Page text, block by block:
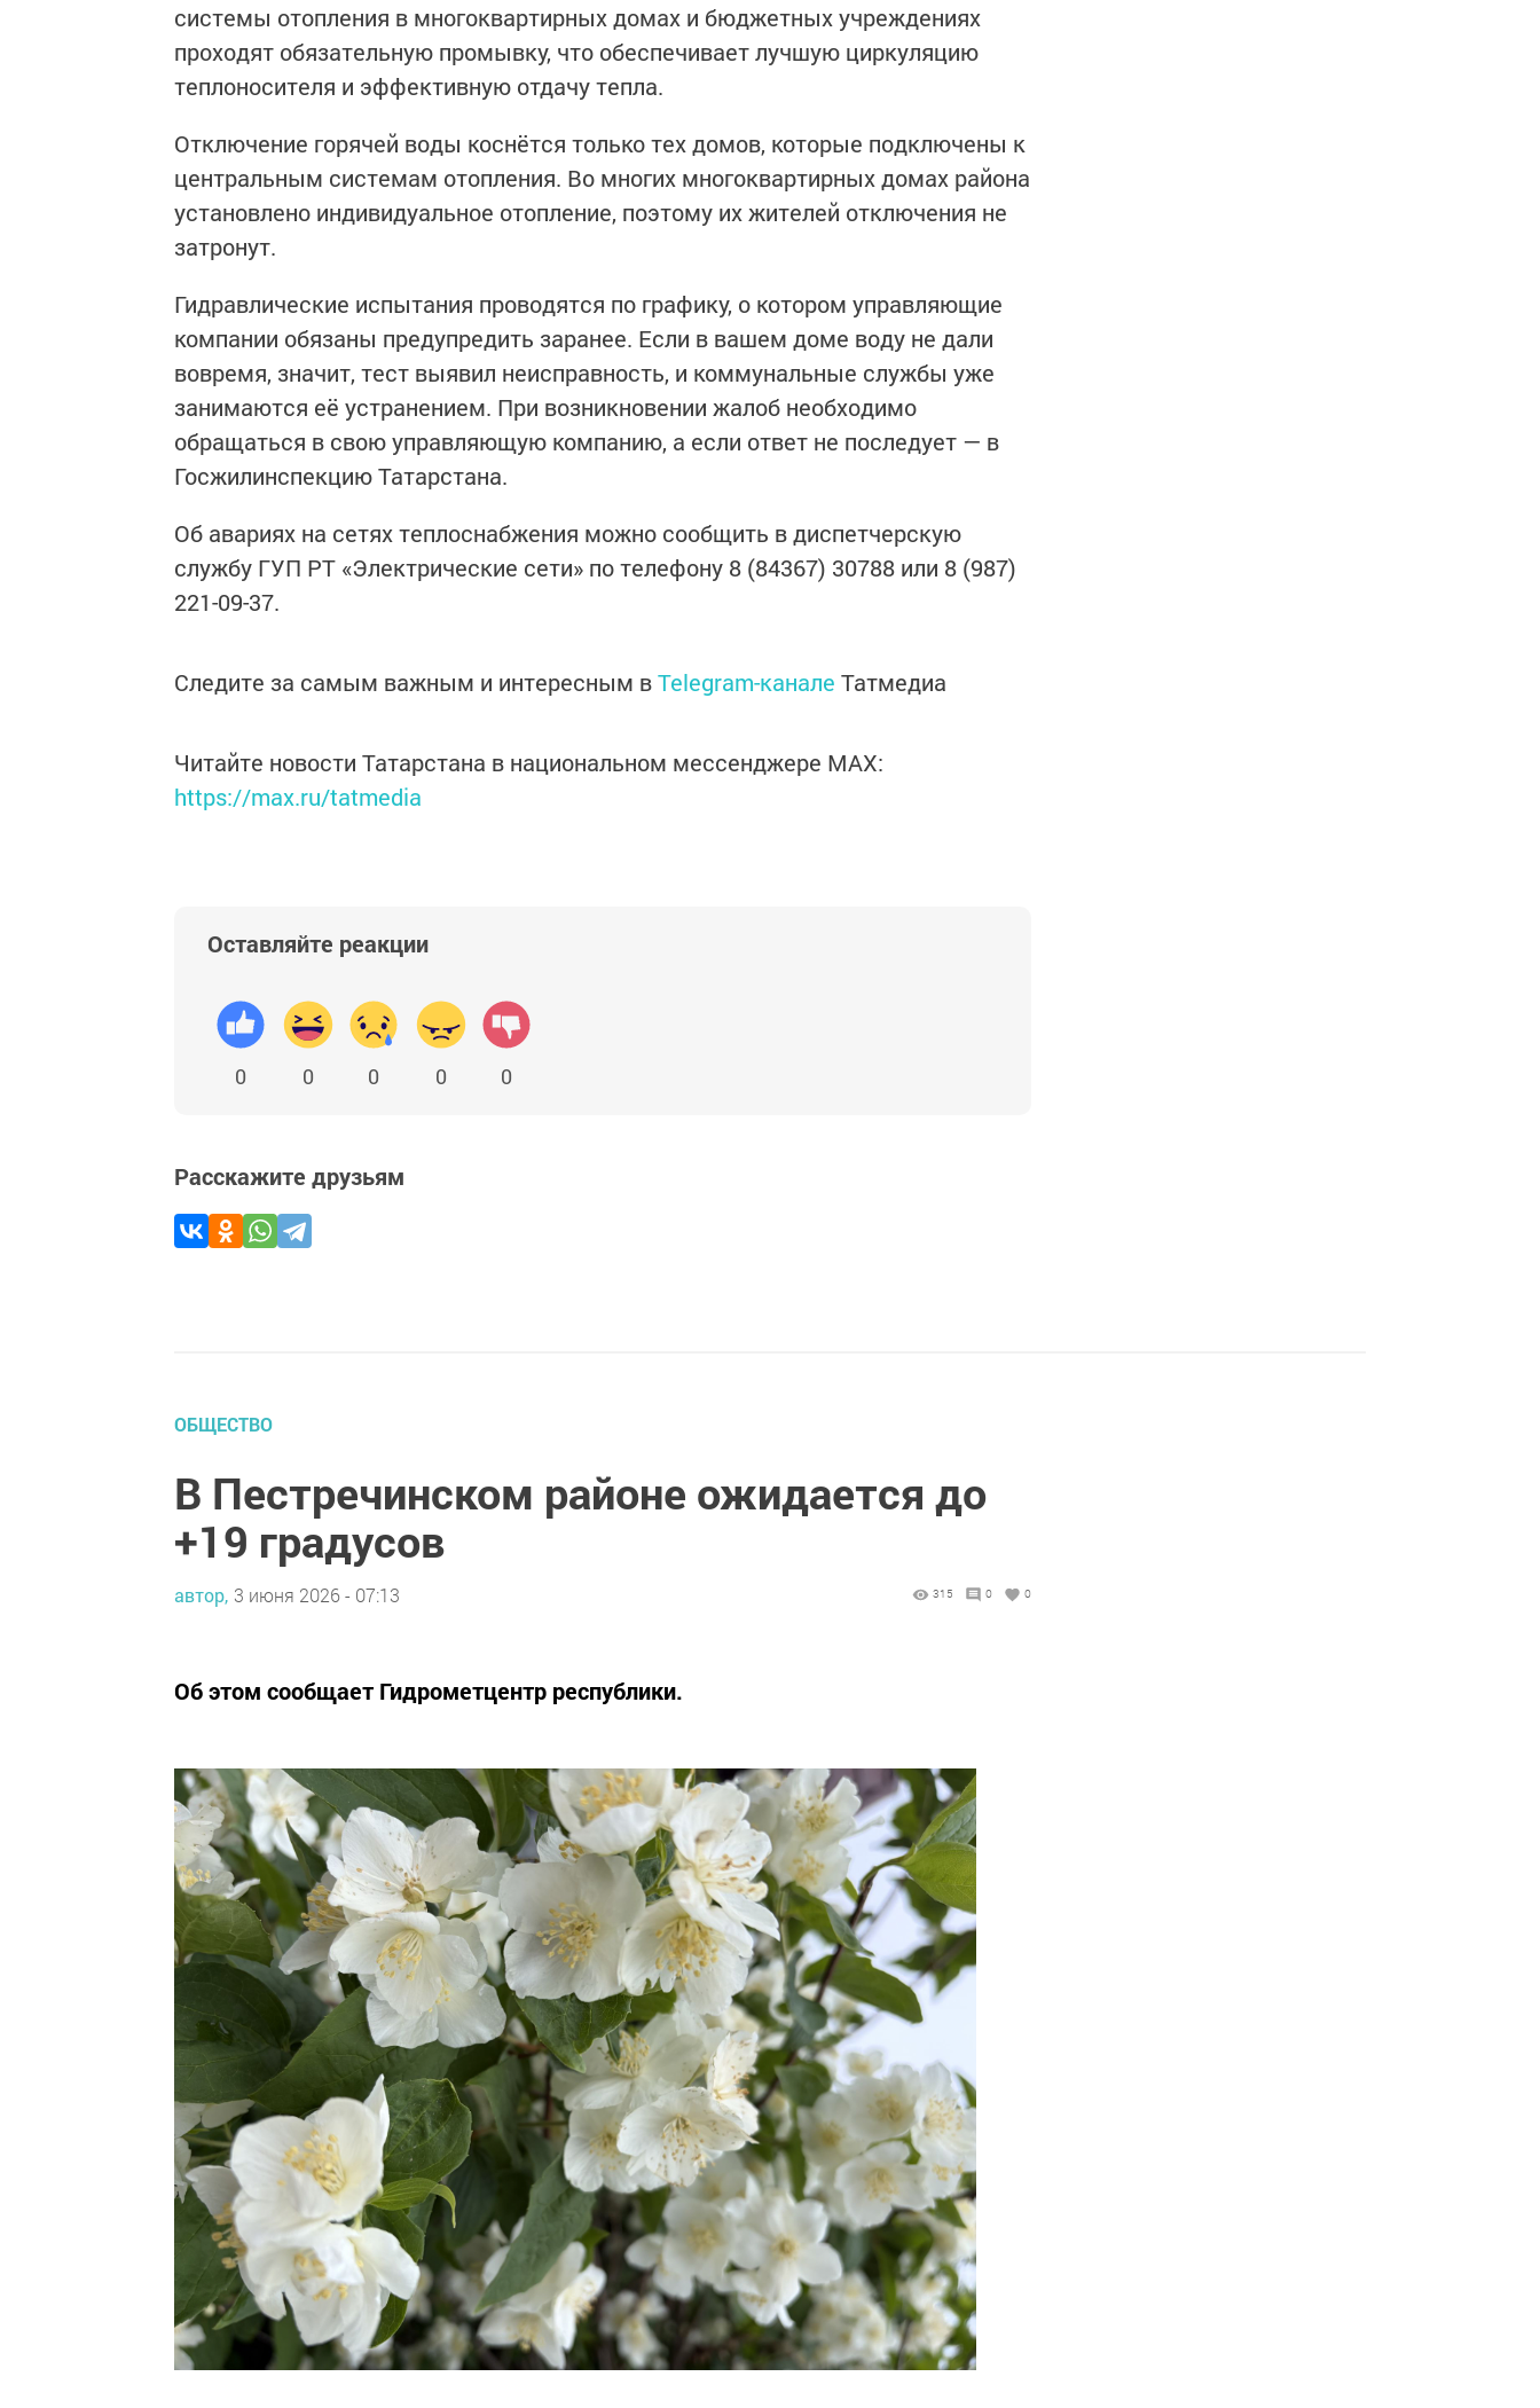
системы отопления в многоквартирных домах и бюджетных учреждениях
проходят обязательную промывку, что обеспечивает лучшую циркуляцию
теплоносителя и эффективную отдачу тепла.
Отключение горячей воды коснётся только тех домов, которые подключены к
центральным системам отопления. Во многих многоквартирных домах района
установлено индивидуальное отопление, поэтому их жителей отключения не
затронут.
Гидравлические испытания проводятся по графику, о котором управляющие
компании обязаны предупредить заранее. Если в вашем доме воду не дали
вовремя, значит, тест выявил неисправность, и коммунальные службы уже
занимаются её устранением. При возникновении жалоб необходимо
обращаться в свою управляющую компанию, а если ответ не последует — в
Госжилинспекцию Татарстана.
Об авариях на сетях теплоснабжения можно сообщить в диспетчерскую
службу ГУП РТ «Электрические сети» по телефону 8 (84367) 30788 или 8 (987)
221-09-37.
Следите за самым важным и интересным вTelegram-канале Татмедиа
Читайте новости Татарстана в национальном мессенджере MАХ:
https://max.ru/tatmedia
Оставляйте реакции
0 0 0 0 0
Расскажите друзьям
ОБЩЕСТВО
В Пестречинском районе ожидается до
+19 градусов
автор, 3 июня 2026 - 07:13 315 0 0
Об этом сообщает Гидрометцентр республики.